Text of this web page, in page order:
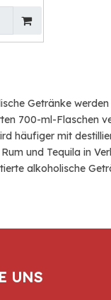
Getränke
700-ml-Flaschen
häufiger mit
und Tequila in
alkoholische
oder Met gelten
187 ml (geteilte
UNS